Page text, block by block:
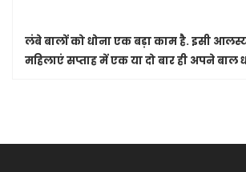
लंबे बालों को धोना एक बड़ा काम है. इसी
महिलाएं सप्ताह में एक या दो बार ही अपने बाल